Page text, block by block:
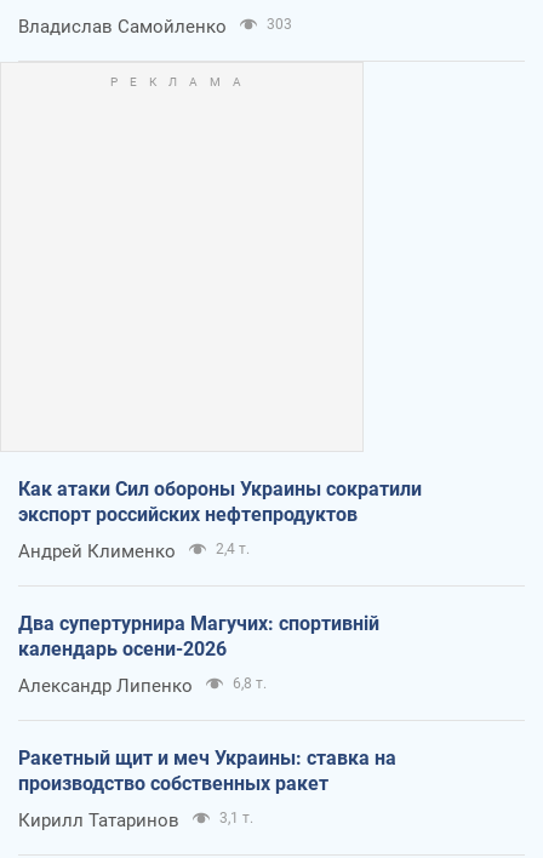
Владислав Самойленко 303
Как атаки Сил обороны Украины сократили
экспорт российских нефтепродуктов
Андрей Клименко 2,4 т.
Два супертурнира Магучих: спортивній
календарь осени-2026
Александр Липенко 6,8 т.
Ракетный щит и меч Украины: ставка на
производство собственных ракет
Кирилл Татаринов 3,1 т.